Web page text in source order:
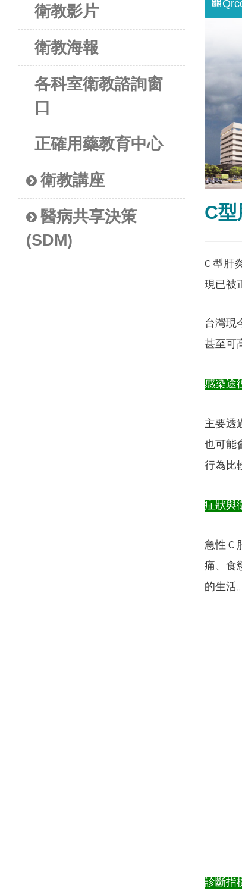
衛教影片
衛教海報
各科室衛教諮詢窗
口
正確用藥教育中心
衛教講座
醫病共享決策
(SDM)
C型
C 型肝
現已被
台灣現
甚至可
感染途
主要透
也可能
行為比
症狀與
急性 C
痛、食
的生活。
診斷指